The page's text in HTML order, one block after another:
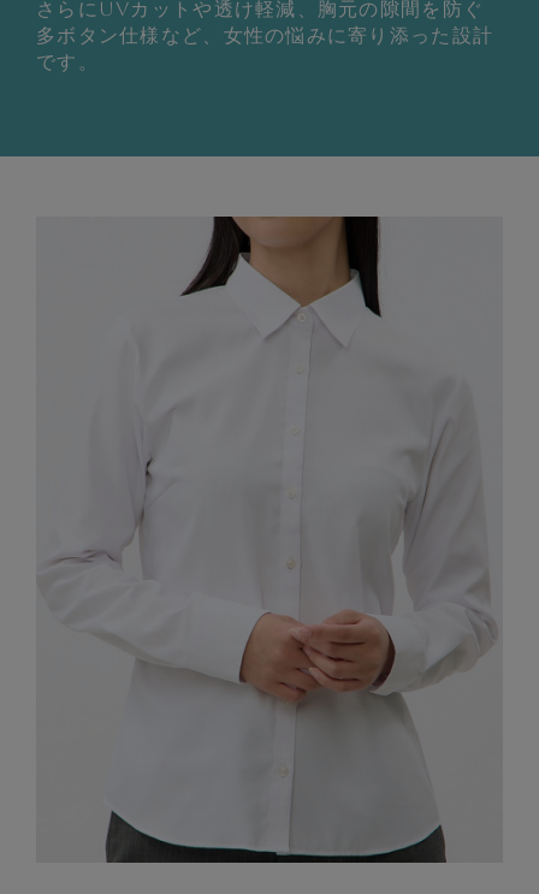
さらにUVカットや透け軽減、胸元の隙間を防ぐ
多ボタン仕様など、女性の悩みに寄り添った設計
です。